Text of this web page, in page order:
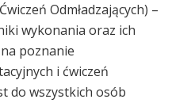
Odmładzających) –
wykonania oraz ich
poznanie
i ćwiczeń
do wszystkich osób